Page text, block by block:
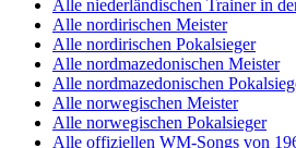
Alle niederländischen Trainer in
Alle nordirischen Meister
Alle nordirischen Pokalsieger
Alle nordmazedonischen Meister
Alle nordmazedonischen
Alle norwegischen Meister
Alle norwegischen Pokalsieger
Alle offiziellen WM-Songs von